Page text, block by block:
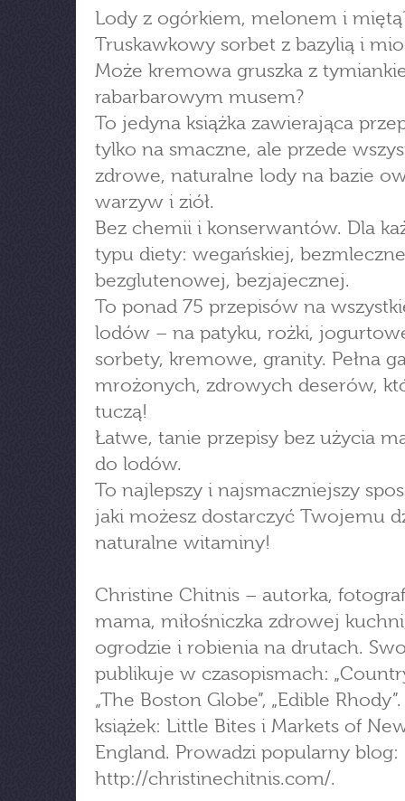
Lody z ogórkiem, melonem i
Truskawkowy sorbet z bazylią i
Może kremowa gruszka z
rabarbarowym musem?
To jedyna książka zawierająca
tylko na smaczne, ale przede
zdrowe, naturalne lody na bazie
warzyw i ziół.
Bez chemii i konserwantów. Dla
typu diety: wegańskiej,
bezglutenowej, bezjajecznej.
To ponad 75 przepisów na
lodów – na patyku, rożki,
sorbety, kremowe, granity. Pełna
mrożonych, zdrowych deserów,
tuczą!
Łatwe, tanie przepisy bez użycia
do lodów.
To najlepszy i najsmaczniejszy
jaki możesz dostarczyć Twojemu
naturalne witaminy!
Christine Chitnis – autorka,
mama, miłośniczka zdrowej
ogrodzie i robienia na drutach.
publikuje w czasopismach:
„The Boston Globe”, „Edible
książek: Little Bites i Markets of
England. Prowadzi popularny blog:
http://christinechitnis.com/.